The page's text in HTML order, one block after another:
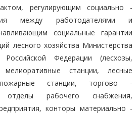
регулирующим социально -
между работодателями и
социальные гарантии
лесного хозяйства Министерства
Федерации (лесхозы,
станции, лесные
пожарные станции, торгово -
рабочего снабжения,
конторы материально -